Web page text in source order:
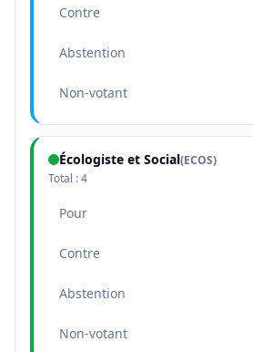
Contre
Abstention
Non-votant
Écologiste et Social(ECOS)
Total :4
Pour
Contre
Abstention
Non-votant